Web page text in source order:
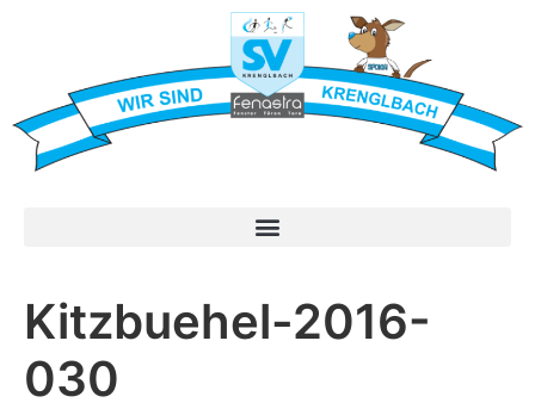
Kitzbuehel-2016-
030